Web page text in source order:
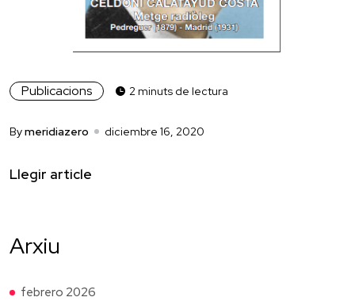
Publicacions 2 minuts de lectura
Bymeridiazero diciembre 16, 2020
Llegir article
Arxiu
febrero 2026